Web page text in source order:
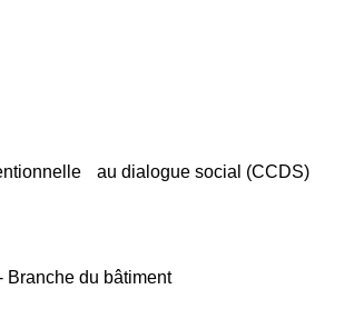
au dialogue social (CCDS)
du bâtiment